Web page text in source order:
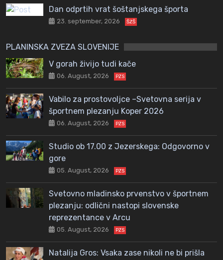
Dan odprtih vrat šoštanjskega športa
23. september, 2026 ŠZŠ
PLANINSKA ZVEZA SLOVENIJE
V gorah živijo tudi kače
06. August, 2026 PZS
Vabilo za prostovoljce –Svetovna serija v
športnem plezanju Koper 2026
06. August, 2026 PZS
Studio ob 17.00 z Jezerskega: Odgovorno v
gore
05. August, 2026 PZS
Svetovno mladinsko prvenstvo v športnem
plezanju: odlični nastopi slovenske
reprezentance v Arcu
05. August, 2026 PZS
Natalija Gros: Vsaka zase nikoli ne bi prišla